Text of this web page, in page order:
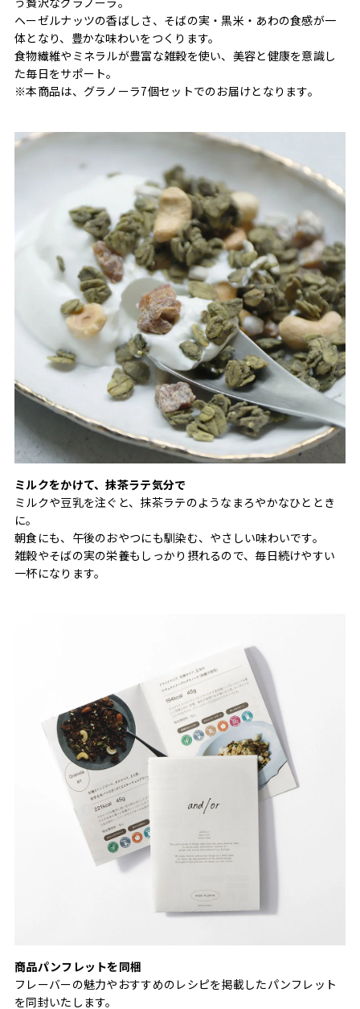
ヘーゼルナッツの香ばしさ、そばの実・黒米・あわの食感が一
体となり、豊かな味わいをつくります。
食物繊維やミネラルが豊富な雑穀を使い、美容と健康を意識し
た毎日をサポート。
※本商品は、グラノーラ7個セットでのお届けとなります。
ミルクをかけて、抹茶ラテ気分で
ミルクや豆乳を注ぐと、抹茶ラテのようなまろやかなひととき
に。
朝食にも、午後のおやつにも馴染む、やさしい味わいです。
雑穀やそばの実の栄養もしっかり摂れるので、毎日続けやすい
一杯になります。
商品パンフレットを同梱
フレーバーの魅力やおすすめのレシピを掲載したパンフレット
を同封いたします。